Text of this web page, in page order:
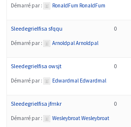
Démarré par : RonaldFum RonaldFum
Sleedegrielfisa sfqqu
Démarré par : Arnoldpal Arnoldpal
0
Sleedegrielfisa owsjt
Démarré par : Edwardmal Edwardmal
0
Sleedegrielfisa jfmkr
Démarré par : Wesleybroat Wesleybroat
0